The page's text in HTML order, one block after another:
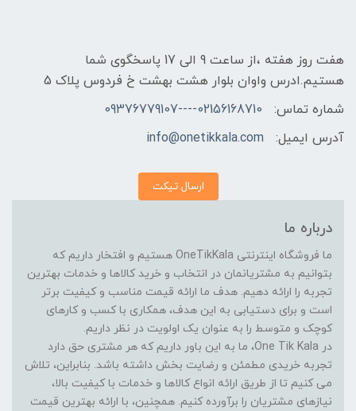
هفت روز هفته ،از ساعت 9 الی 17 پاسخگوی شما
هستیم.ادرس واوان بلوار هشت بهشت خ فردوس پلاک 5
شماره تماس:
02156168710----09376779107
آدرس ایمیل:
info@onetikkala.com
ارسال تیکت
درباره ما
ما فروشگاه اینترنتی OneTikKala هستیم و افتخار داریم که
بتوانیم به مشتریانمان در انتخاب و خرید کالاها و خدمات بهترین
تجربه را ارائه دهیم. هدف ما ارائه قیمت مناسب و کیفیت برتر
است و برای دستیابی به این هدف، همکاری با کسب و کارهای
کوچک و متوسط را به عنوان یک اولویت در نظر داریم.
در One Tik Kala، ما به این باور داریم که هر مشتری حق دارد
تجربه خریدی مطمئن و رضایت بخش داشته باشد. بنابراین، تلاش
می کنیم تا از طریق ارائه انواع کالاها و خدمات با کیفیت بالا،
نیازهای مشتریان را برآورده کنیم. همچنین، با ارائه بهترین قیمت